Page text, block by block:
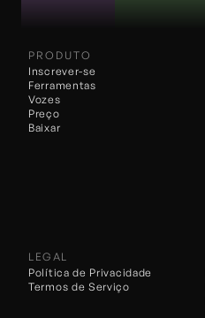
PRODUTO
Inscrever-se
Ferramentas
Vozes
Preço
Baixar
LEGAL
Política de Privacidade
Termos de Serviço